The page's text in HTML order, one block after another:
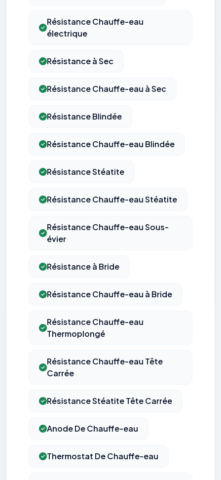
Résistance Chauffe-eau
électrique
Résistance à Sec
Résistance Chauffe-eau à Sec
Résistance Blindée
Résistance Chauffe-eau Blindée
Résistance Stéatite
Résistance Chauffe-eau Stéatite
Résistance Chauffe-eau Sous-
évier
Résistance à Bride
Résistance Chauffe-eau à Bride
Résistance Chauffe-eau
Thermoplongé
Résistance Chauffe-eau Tête
Carrée
Résistance Stéatite Tête Carrée
Anode De Chauffe-eau
Thermostat De Chauffe-eau